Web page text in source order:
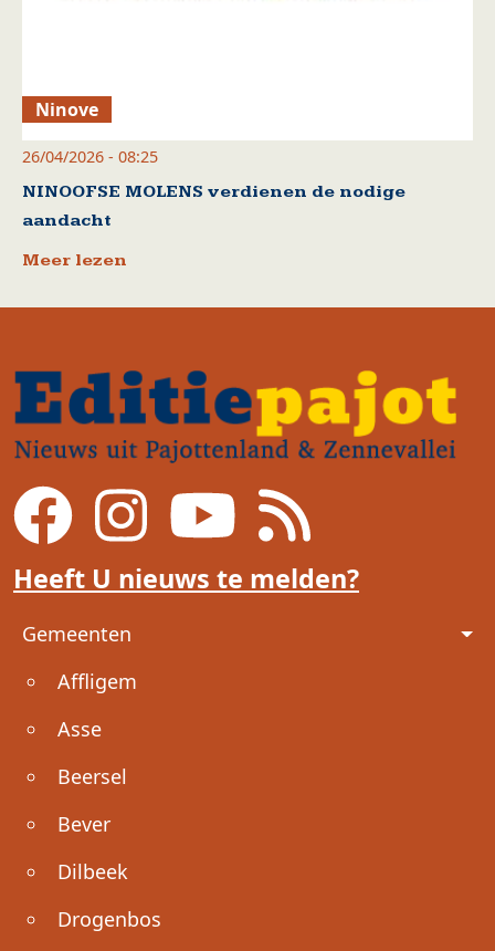
Ninove
26/04/2026 - 08:25
NINOOFSE MOLENS verdienen de nodige
aandacht
Meer lezen
Heeft U nieuws te melden?
Voet
Gemeenten
Affligem
Asse
Beersel
Bever
Dilbeek
Drogenbos